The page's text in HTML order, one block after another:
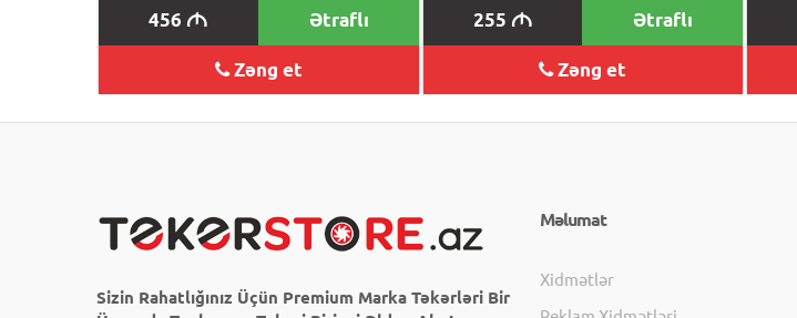
456 M Ətraflı
Zəng et
255 M Ətraflı
Zəng et
Sizin Rahatlığınız Üçün Premium Marka Təkərləri Bir
Məlumat
Xidmətlər